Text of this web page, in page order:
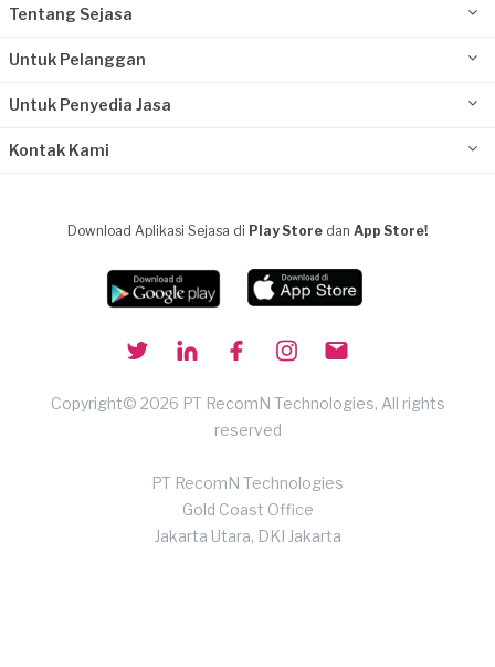
Tentang Sejasa
Untuk Pelanggan
Untuk Penyedia Jasa
Kontak Kami
Download Aplikasi Sejasa di Play Store dan App Store!
Copyright© 2026 PT RecomN Technologies, All rights
reserved
PT RecomN Technologies
Gold Coast Office
Jakarta Utara, DKI Jakarta